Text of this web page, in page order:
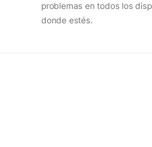
problemas en todos los
donde estés.